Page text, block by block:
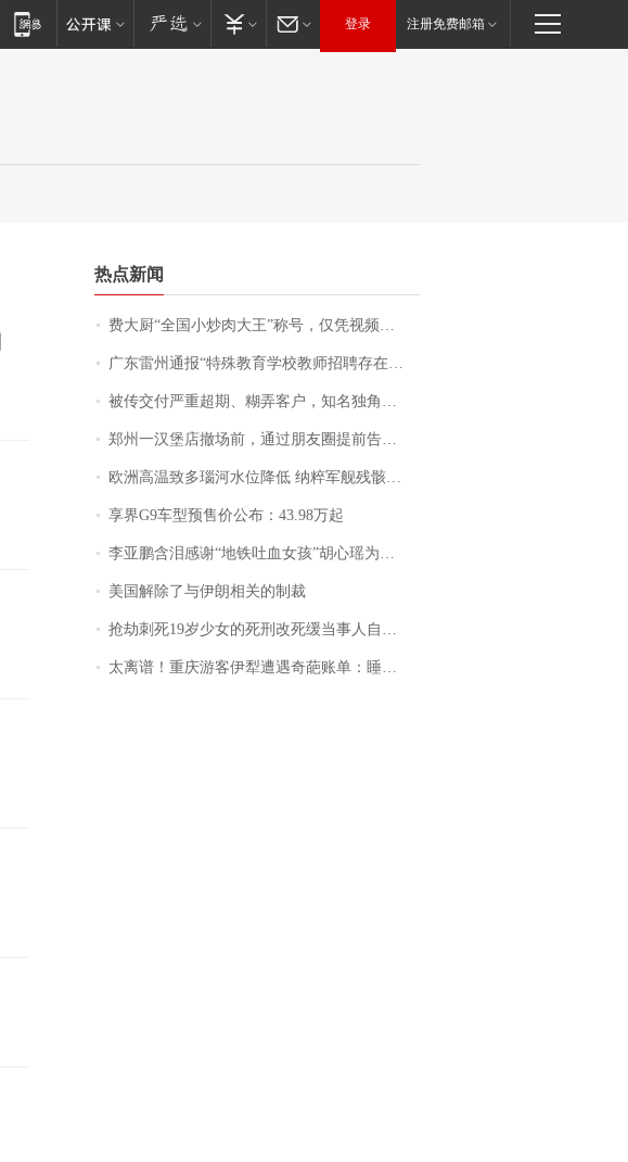
登录 注册免费邮箱
热点新闻
费大厨“全国小炒肉大王”称号，仅凭视频评出？中国烹饪协会回应
广东雷州通报“特殊教育学校教师招聘存在违规行为”：已启动问责程序 副校长被停职
被传交付严重超期、糊弄客户，知名独角兽车企创始人回应：都没证据，将依法采取措施，“本人长期与美国交管局保持沟通，对方表示肯定”
郑州一汉堡店撤场前，通过朋友圈提前告知逐一退费，有顾客仅剩1元也全被退回，分文不少；顾客：言而有信，让人感动
欧洲高温致多瑙河水位降低 纳粹军舰残骸重见天日
享界G9车型预售价公布：43.98万起
李亚鹏含泪感谢“地铁吐血女孩”胡心瑶为嫣然天使捐99999元：这份捐赠太沉重，尊重其捐赠意愿，个人向胡心瑶和她的病友之家各捐赠99999元
美国解除了与伊朗相关的制裁
抢劫刺死19岁少女的死刑改死缓当事人自述：出狱11年间始终刻意躲避被害人家属
太离谱！重庆游客伊犁遭遇奇葩账单：睡自己车里，被酒店收了150元“住宿费”